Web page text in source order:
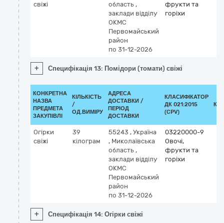
свіжі
область ,
заклади відділу
ОКМС
Первомайський
район
по 31-12-2026
фрукти та
горіхи
+ Специфікація 13: Помідори (томати) свіжі
КОНКРЕТНА
НАЗВА
ПРЕДМЕТА
ЗАКУПІВЛІ
КІЛЬКІСТЬ
/
ОД.ВИМІРУ
АДРЕСА
ДОСТАВКИ /
ПЕРІОД
ДОСТАВКИ
КЛАСИФІКАТОР
ДК 021:2015
(CPV)
Огірки
свіжі
39
кілограм
55243 , Україна
, Миколаївська
область ,
заклади відділу
ОКМС
Первомайський
район
по 31-12-2026
03220000-9
Овочі,
фрукти та
горіхи
+ Специфікація 14: Огірки свіжі